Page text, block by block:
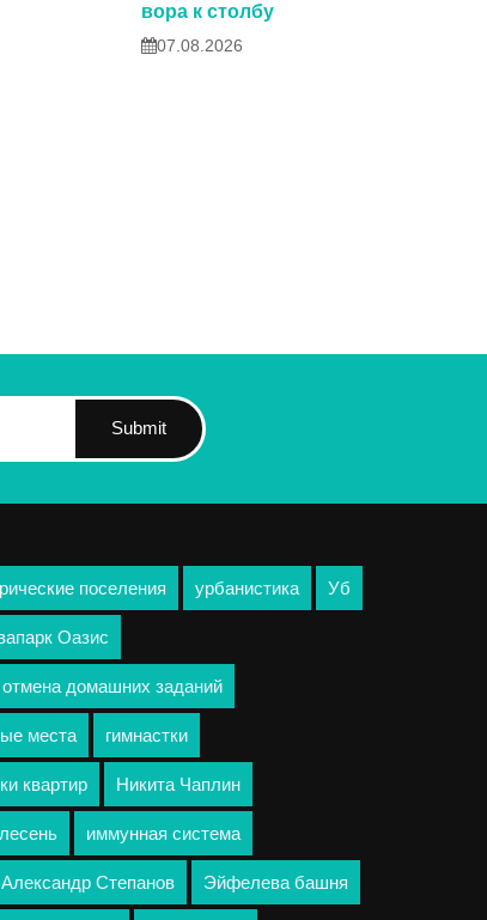
вора к столбу
07.08.2026
Submit
поселения урбанистика Уб
Оазис
отмена домашних заданий
места гимнастки
квартир Никита Чаплин
иммунная система
Александр Степанов Эйфелева башня